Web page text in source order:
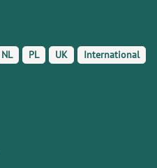
NL PL UK International